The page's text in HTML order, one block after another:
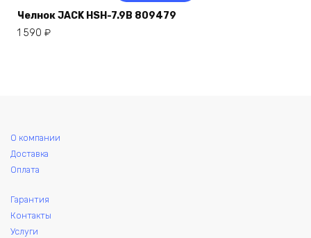
Челнок JACK HSH-7.9B 809479
1 590 ₽
О компании
Доставка
Оплата
Гарантия
Контакты
Услуги